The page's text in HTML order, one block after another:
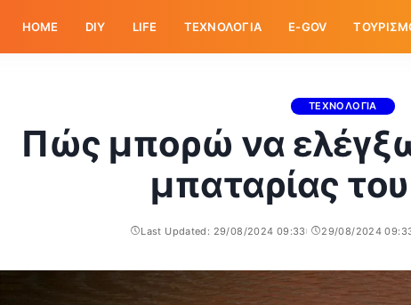
HOME DIY LIFE ΤΕΧΝΟΛΟΓΙΑ E-GOV
ΤΕΧΝΟΛΟΓΙΑ
Πώς μπορώ να
μπαταρίας
Last Updated: 29/08/2024 09:33 29/08/2024